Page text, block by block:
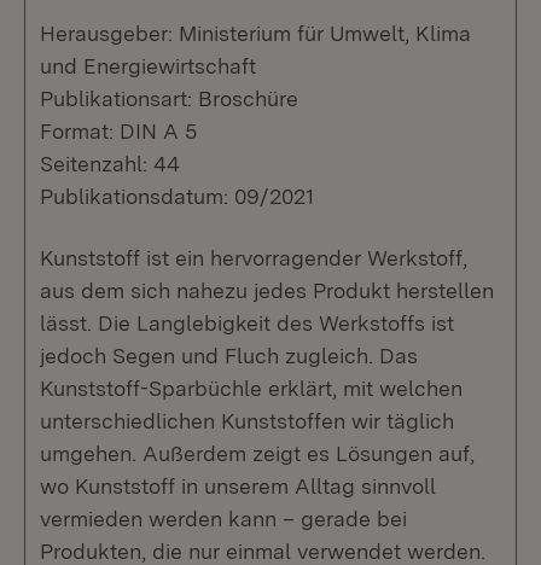
Herausgeber: Ministerium für Umwelt, Klima
und Energiewirtschaft
Publikationsart: Broschüre
Format: DIN A 5
Seitenzahl: 44
Publikationsdatum: 09/2021
Kunststoff ist ein hervorragender Werkstoff,
aus dem sich nahezu jedes Produkt herstellen
lässt. Die Langlebigkeit des Werkstoffs ist
jedoch Segen und Fluch zugleich. Das
Kunststoff-Sparbüchle erklärt, mit welchen
unterschiedlichen Kunststoffen wir täglich
umgehen. Außerdem zeigt es Lösungen auf,
wo Kunststoff in unserem Alltag sinnvoll
vermieden werden kann – gerade bei
Produkten, die nur einmal verwendet werden.